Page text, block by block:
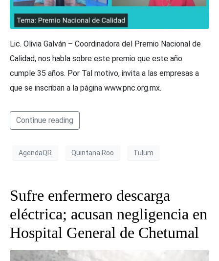
Lic. Olivia Galván – Coordinadora del Premio Nacional de
Calidad, nos habla sobre este premio que este año
cumple 35 años. Por Tal motivo, invita a las empresas a
que se inscriban a la página www.pnc.org.mx.
Continue reading
AgendaQR Quintana Roo Tulum
Sufre enfermero descarga
eléctrica; acusan negligencia en
Hospital General de Chetumal